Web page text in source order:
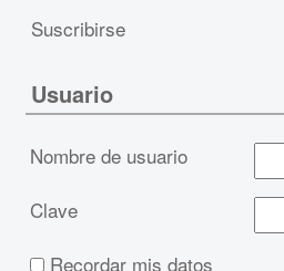
Suscribirse
Usuario
Nombre de usuario
Clave
Recordar mis datos